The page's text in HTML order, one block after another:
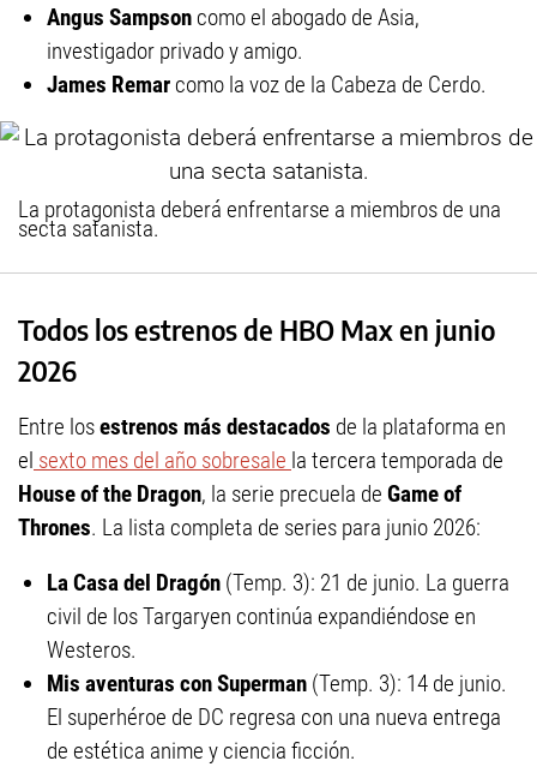
Angus Sampson como el abogado de Asia,
investigador privado y amigo.
James Remar como la voz de la Cabeza de Cerdo.
La protagonista deberá enfrentarse a miembros de una
secta satanista.
Todos los estrenos de HBO Max en junio
2026
Entre losestrenos más destacados de la plataforma en
el sexto mes del año sobresale la tercera temporada de
House of the Dragon, la serie precuela de Game of
Thrones. La lista completa de series para junio 2026:
La Casa del Dragón (Temp. 3): 21 de junio. La guerra
civil de los Targaryen continúa expandiéndose en
Westeros.
Mis aventuras con Superman (Temp. 3): 14 de junio.
El superhéroe de DC regresa con una nueva entrega
de estética anime y ciencia ficción.